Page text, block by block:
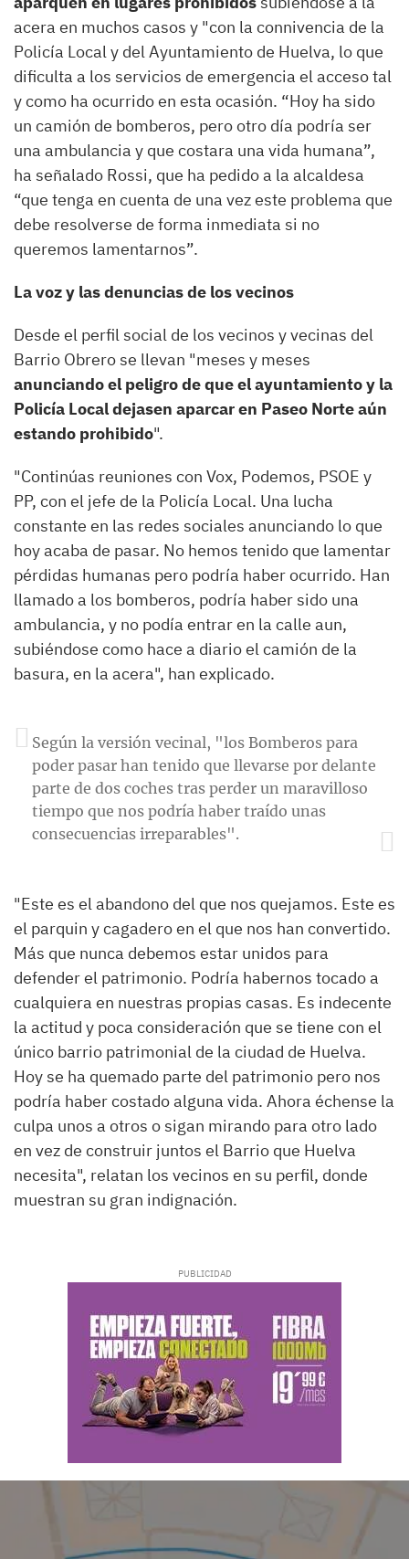
acera en muchos casos y "con la connivencia de la
Policía Local y del Ayuntamiento de Huelva, lo que
dificulta a los servicios de emergencia el acceso tal
y como ha ocurrido en esta ocasión. “Hoy ha sido
un camión de bomberos, pero otro día podría ser
una ambulancia y que costara una vida humana”,
ha señalado Rossi, que ha pedido a la alcaldesa
“que tenga en cuenta de una vez este problema que
debe resolverse de forma inmediata si no
queremos lamentarnos”.
La voz y las denuncias de los vecinos
Desde el perfil social de los vecinos y vecinas del
Barrio Obrero se llevan "meses y meses
anunciando el peligro de que el ayuntamiento y la
Policía Local dejasen aparcar en Paseo Norte aún
estando prohibido".
"Continúas reuniones con Vox, Podemos, PSOE y
PP, con el jefe de la Policía Local. Una lucha
constante en las redes sociales anunciando lo que
hoy acaba de pasar. No hemos tenido que lamentar
pérdidas humanas pero podría haber ocurrido. Han
llamado a los bomberos, podría haber sido una
ambulancia, y no podía entrar en la calle aun,
subiéndose como hace a diario el camión de la
basura, en la acera", han explicado.
Según la versión vecinal, "los Bomberos para
poder pasar han tenido que llevarse por delante
parte de dos coches tras perder un maravilloso
tiempo que nos podría haber traído unas
consecuencias irreparables".
"Este es el abandono del que nos quejamos. Este es
el parquin y cagadero en el que nos han convertido.
Más que nunca debemos estar unidos para
defender el patrimonio. Podría habernos tocado a
cualquiera en nuestras propias casas. Es indecente
la actitud y poca consideración que se tiene con el
único barrio patrimonial de la ciudad de Huelva.
Hoy se ha quemado parte del patrimonio pero nos
podría haber costado alguna vida. Ahora échense la
culpa unos a otros o sigan mirando para otro lado
en vez de construir juntos el Barrio que Huelva
necesita", relatan los vecinos en su perfil, donde
muestran su gran indignación.